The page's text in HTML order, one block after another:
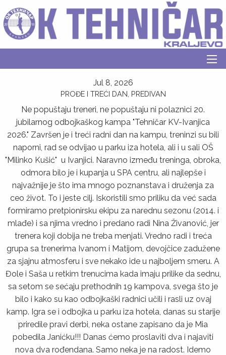
Jul 8, 2026
PROĐE I TREĆI DAN, PREDIVAN
Ne popuštaju treneri, ne popuštaju ni polaznici 20.
jubilarnog odbojkaškog kampa "Tehničar KV-Ivanjica
2026." Završen je i treći radni dan na kampu, treninzi su bili
naporni, rad se odvijao u parku iza hotela, ali i u sali OŠ
"Milinko Kušić" u Ivanjici. Naravno između treninga, obroka,
odmora bilo je i kupanja u SPA centru, ali najlepše i
najvažnije je što ima mnogo poznanstava i druženja za
ceo život. To i jeste cilj. Iskoristili smo priliku da već sada
formiramo pretpionirsku ekipu za narednu sezonu (2014. i
mlađe) i sa njima vredno i predano radi Nina Živanović, jer
trenera koji dobija ne treba menjati. Vredno radi i treća
grupa sa trenerima Ivanom i Matijom, devojčice zadužene
za sjajnu atmosferu i sve nekako ide u najboljem smeru. A
Đole i Saša u retkim trenucima kada imaju prilike da sednu,
sa setom se sećaju prethodnih 19 kampova, svega što je
bilo i kako su kao odbojkaški radnici učili i rasli uz ovaj
kamp. Igra se i odbojka u parku iza hotela, danas su starije
priredile pravi derbi, neka ostane zapisano da je Mia
pobedila Janićku!!! Danas ćemo proslaviti dva i najaviti
nova dva rođendana. Samo neka je na radost. Idemo